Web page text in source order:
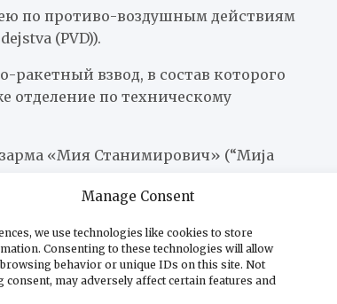
Manage Consent
we use technologies like cookies to store
Consenting to these technologies will allow
behavior or unique IDs on this site. Not
may adversely affect certain features and
по противо-воздушным действиям
(PVD)).
ракетный взвод, в состав которого
отделение по техническому
«Мия Станимирович» (“Мија
вооружении комплексы 2К12″Куб».
На вооружении комплексы 2К12″Куб».
подтверждается не всеми